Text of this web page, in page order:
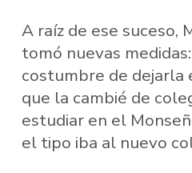
A raíz de ese suceso,
tomó nuevas
costumbre de dejarla
que la cambié de
estudiar en el
el tipo iba al nuevo